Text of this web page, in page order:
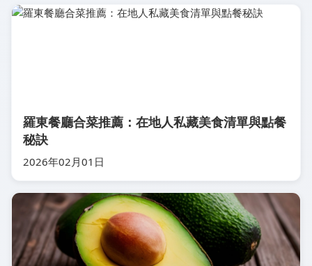
羅東餐廳合菜推薦：在地人私藏美食清單與點餐
秘訣
2026年02月01日